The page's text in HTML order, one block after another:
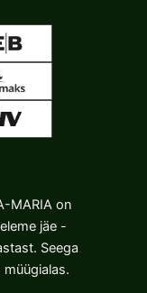
MARIA on
jäe -
Seega